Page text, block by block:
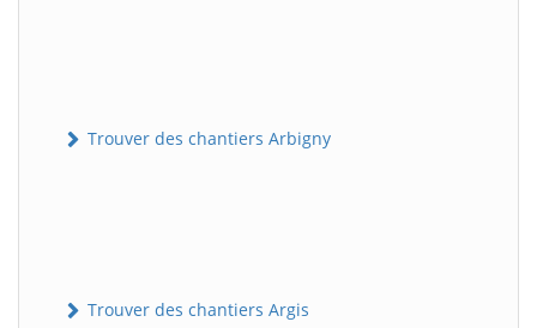
Trouver des chantiers Arbigny
Trouver des chantiers Argis